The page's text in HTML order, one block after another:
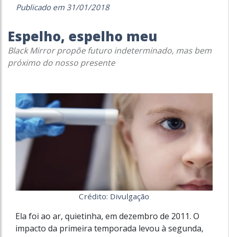
Publicado em 31/01/2018
Espelho, espelho meu
Black Mirrorpropõe futuro indeterminado, mas bem
próximo do nosso presente
Crédito: Divulgação
Ela foi ao ar, quietinha, em dezembro de 2011. O
impacto da primeira temporada levou à segunda,